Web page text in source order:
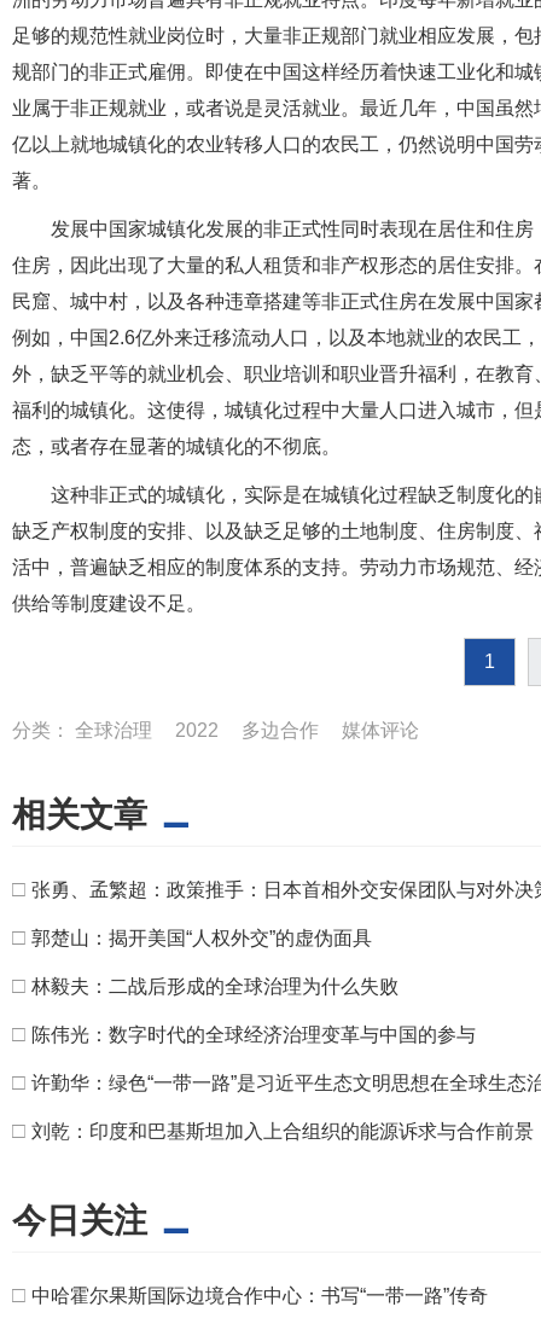
足够的规范性就业岗位时，大量非正规部门就业相应发展，
规部门的非正式雇佣。即使在中国这样经历着快速工业化和
业属于非正规就业，或者说是灵活就业。最近几年，中国虽
亿以上就地城镇化的农业转移人口的农民工，仍然说明中国
著。
发展中国家城镇化发展的非正式性同时表现在居住和住
住房，因此出现了大量的私人租赁和非产权形态的居住安排
民窟、城中村，以及各种违章搭建等非正式住房在发展中国
例如，中国2.6亿外来迁移流动人口，以及本地就业的农民工
外，缺乏平等的就业机会、职业培训和职业晋升福利，在教
福利的城镇化。这使得，城镇化过程中大量人口进入城市，
态，或者存在显著的城镇化的不彻底。
这种非正式的城镇化，实际是在城镇化过程缺乏制度化
缺乏产权制度的安排、以及缺乏足够的土地制度、住房制度
活中，普遍缺乏相应的制度体系的支持。劳动力市场规范、
供给等制度建设不足。
1
分类： 全球治理 2022 多边合作 媒体评论
相关文章
□ 张勇、孟繁超：政策推手：日本首相外交安保团队与对外决
□ 郭楚山：揭开美国“人权外交”的虚伪面具
□ 林毅夫：二战后形成的全球治理为什么失败
□ 陈伟光：数字时代的全球经济治理变革与中国的参与
□ 许勤华：绿色“一带一路”是习近平生态文明思想在全球生态
□ 刘乾：印度和巴基斯坦加入上合组织的能源诉求与合作前景
今日关注
□ 中哈霍尔果斯国际边境合作中心：书写“一带一路”传奇